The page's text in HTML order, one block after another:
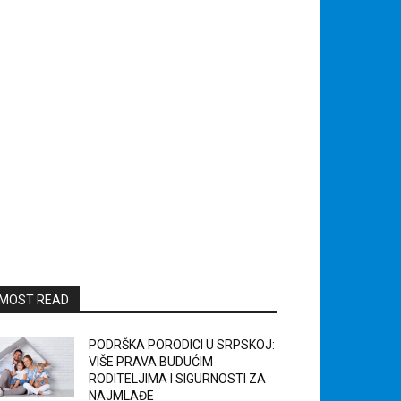
READ
PODRŠKA PORODICI U SRPSKOJ:
VIŠE PRAVA BUDUĆIM
RODITELJIMA I SIGURNOSTI ZA
NAJMLAĐE